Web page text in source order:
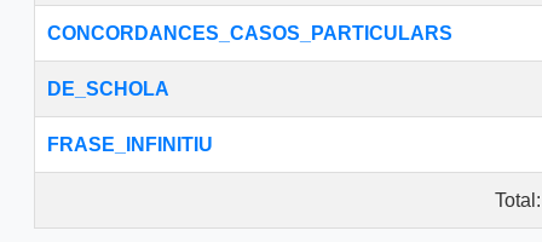
CONCORDANCES_CASOS_PARTICULARS
DE_SCHOLA
FRASE_INFINITIU
Total: